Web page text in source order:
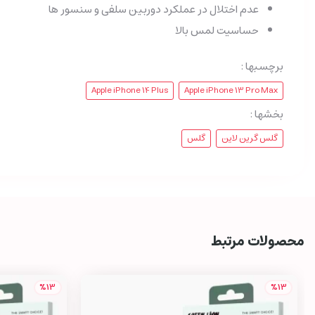
عدم اختلال در عملکرد دوربین سلفی و سنسور ها
حساسیت لمس بالا
برچسبها :
Apple iPhone 13 Pro Max
Apple iPhone 14 Plus
بخشها :
گلس گرین لاین گلس
محصولات مرتبط
%13
%13